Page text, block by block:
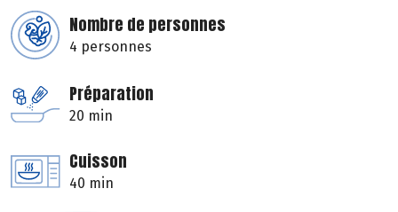
Nombre de personnes
4 personnes
Préparation
20 min
Cuisson
40 min